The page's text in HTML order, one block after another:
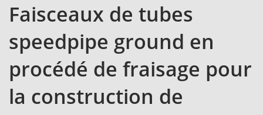
Faisceaux de tubes
speedpipe ground en
procédé de fraisage pour
la construction de